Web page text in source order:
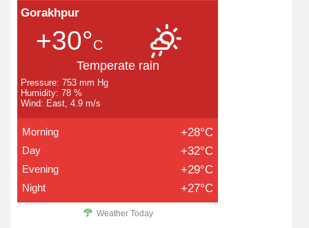
Gorakhpur
+30°C
Temperate rain
Pressure: 753 mm Hg
Humidity: 78 %
Wind: East, 4.9 m/s
Morning +28°C
Day +32°C
Evening +29°C
Night +27°C
Weather Today